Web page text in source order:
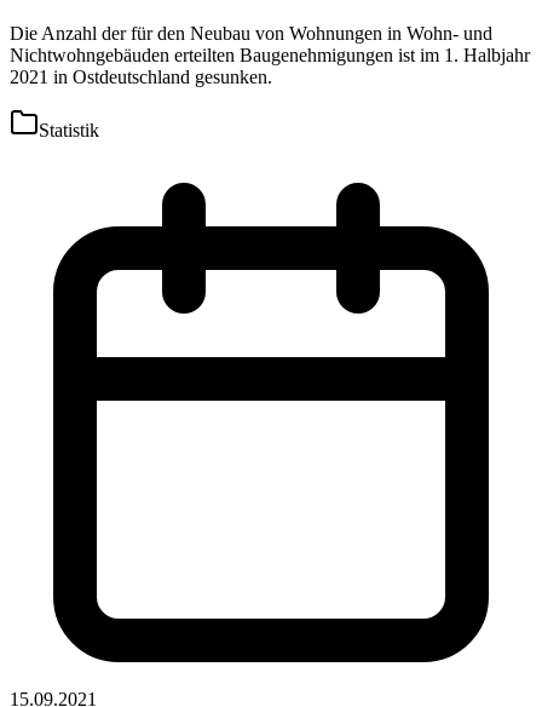
Die Anzahl der für den Neubau von Wohnungen in Wohn- und
Nichtwohngebäuden erteilten Baugenehmigungen ist im 1. Halbjahr
2021 in Ostdeutschland gesunken.
Statistik
15.09.2021